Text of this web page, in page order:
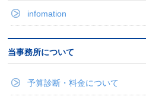
infomation
当事務所について
予算診断・料金について